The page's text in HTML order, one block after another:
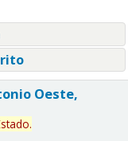
Oeste,
.